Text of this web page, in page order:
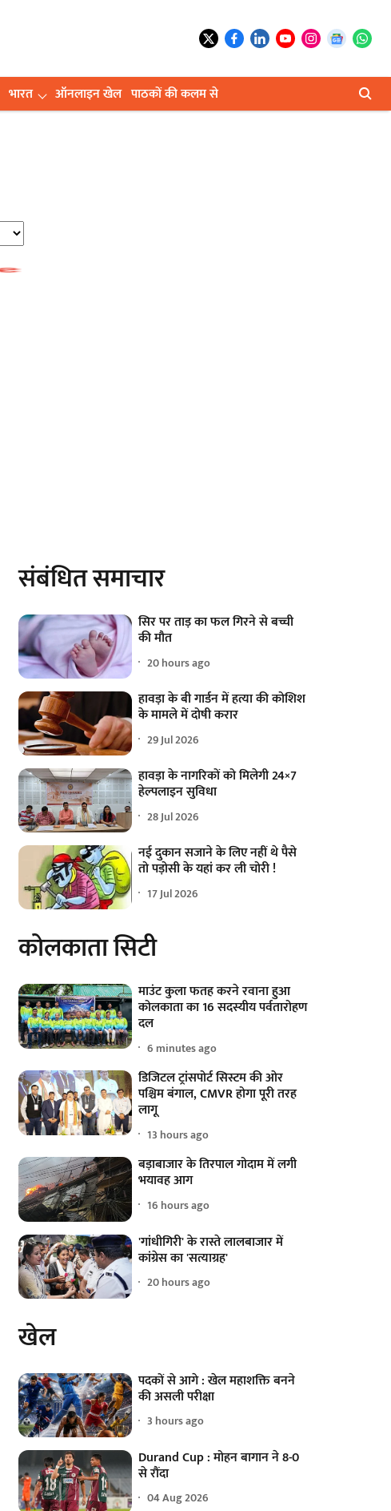
भारत ऑनलाइन खेल पाठकों की कलम से
संबंधित समाचार
सिर पर ताड़ का फल गिरने से बच्ची
की मौत
20 hours ago
हावड़ा के बी गार्डन में हत्या की कोशिश
के मामले में दोषी करार
29 Jul 2026
हावड़ा के नागरिकों को मिलेगी 24×7
हेल्पलाइन सुविधा
28 Jul 2026
नई दुकान सजाने के लिए नहीं थे पैसे
तो पड़ोसी के यहां कर ली चोरी !
17 Jul 2026
कोलकाता सिटी
माउंट कुला फतह करने रवाना हुआ
कोलकाता का 16 सदस्यीय पर्वतारोहण
दल
6 minutes ago
डिजिटल ट्रांसपोर्ट सिस्टम की ओर
पश्चिम बंगाल, CMVR होगा पूरी तरह
लागू
13 hours ago
बड़ाबाजार के तिरपाल गोदाम में लगी
भयावह आग
16 hours ago
'गांधीगिरी' के रास्ते लालबाजार में
कांग्रेस का 'सत्याग्रह'
20 hours ago
खेल
पदकों से आगे : खेल महाशक्ति बनने
की असली परीक्षा
3 hours ago
Durand Cup : मोहन बागान ने 8-0
से रौंदा
04 Aug 2026